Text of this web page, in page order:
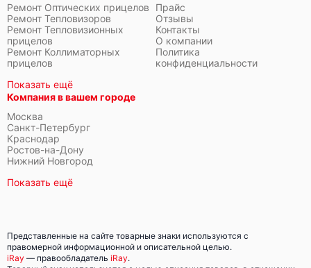
Ремонт Оптических прицелов
Ремонт Тепловизоров
Ремонт Тепловизионных
прицелов
Ремонт Коллиматорных
прицелов
Показать ещё
Компания в вашем городе
Москва
Санкт-Петербург
Краснодар
Ростов-на-Дону
Нижний Новгород
Показать ещё
Прайс
Отзывы
Контакты
О компании
Политика
конфиденциальности
Представленные на сайте товарные знаки используются с
правомерной информационной и описательной целью.
iRay — правообладатель iRay.